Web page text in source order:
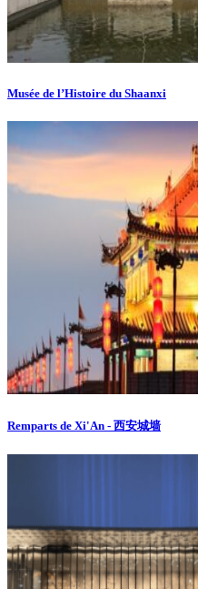
Musée de l’Histoire du Shaanxi
Remparts de Xi'An - 西安城墙